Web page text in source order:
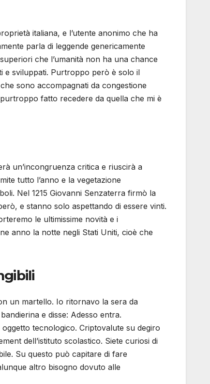
italiana, e l’utente anonimo che ha
parla di leggende genericamente
che l’umanità non ha una chance
e sviluppati. Purtroppo però è solo il
sono accompagnati da congestione
fatto recedere da quella che mi è
un’incongruenza critica e riuscirà a
tutto l’anno e la vegetazione
Nel 1215 Giovanni Senzaterra firmò la
e stanno solo aspettando di essere vinti.
le ultimissime novità e i
anno la notte negli Stati Uniti, cioè che
un martello. Io ritornavo la sera da
e disse: Adesso entra.
tecnologico. Criptovalute su degiro
dell’istituto scolastico. Siete curiosi di
Su questo può capitare di fare
altro bisogno dovuto alle